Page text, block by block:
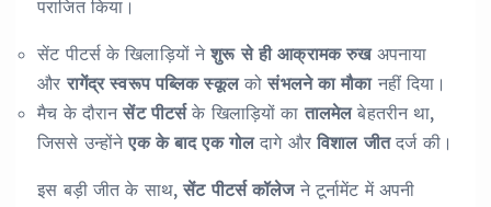
पराजित किया।
सेंट पीटर्स के खिलाड़ियों नेशुरू से ही आक्रामक रुखअपनाया
औररागेंद्र स्वरूप पब्लिक स्कूलकोसंभलने का मौकानहीं दिया।
मैच के दौरानसेंट पीटर्सके खिलाड़ियों कातालमेलबेहतरीन था,
जिससे उन्होंनेएक के बाद एक गोलदागे औरविशाल जीतदर्ज की।
इस बड़ी जीत के साथ,सेंट पीटर्स कॉलेजने टूर्नामेंट में अपनी